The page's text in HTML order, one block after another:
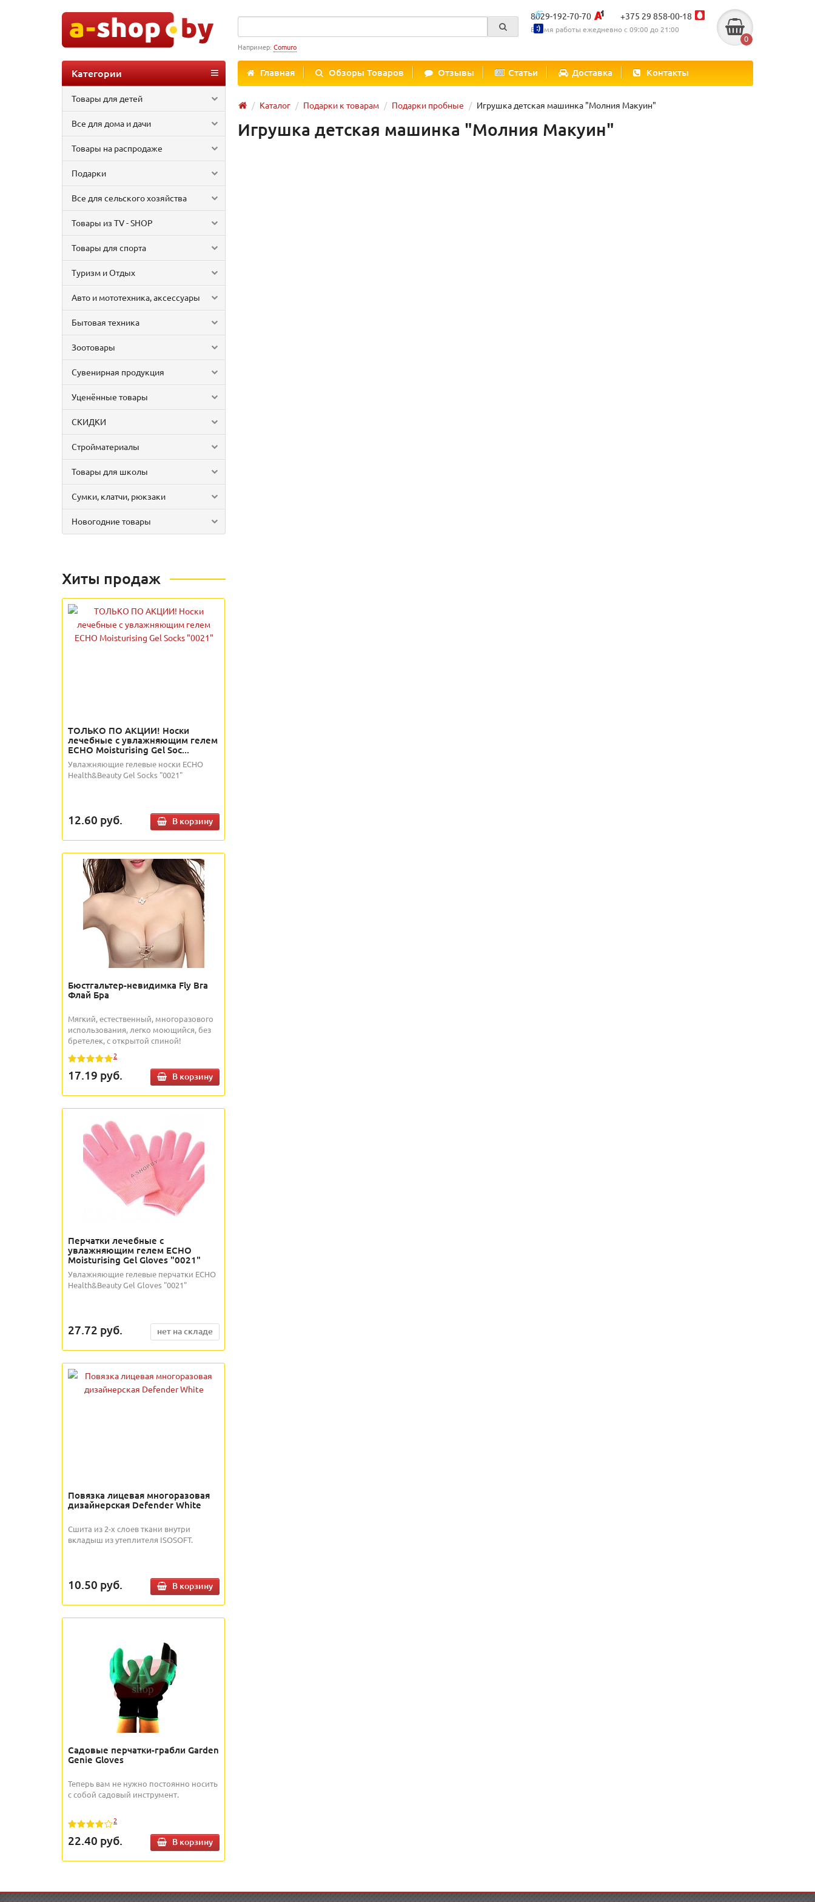
8029-192-70-70 +375 29 858-00-18
Время работы ежедневно с 09:00 до 21:00
0
Например: Comuro
Главная Обзоры Товаров Отзывы Статьи Доставка Контакты
Категории
Товары для детей
Все для дома и дачи
Товары на распродаже
Подарки
Все для сельского хозяйства
Товары из TV - SHOP
Товары для спорта
Туризм и Отдых
Авто и мототехника, аксессуары
Бытовая техника
Зоотовары
Сувенирная продукция
Уценённые товары
СКИДКИ
Стройматериалы
Товары для школы
Сумки, клатчи, рюкзаки
Новогодние товары
Каталог Подарки к товарам Подарки пробные Игрушка детская машинка "Молния Макуин"
Хиты продаж
ТОЛЬКО ПО АКЦИИ! Носки
лечебные с увлажняющим гелем
ECHO Moisturising Gel Soc...
Увлажняющие гелевые носки ECHO
Health&Beauty Gel Socks "0021"
12.60 руб. В корзину
Бюстгальтер-невидимка Fly Bra
Флай Бра
Мягкий, естественный, многоразового
использования, легко моющийся, без
бретелек, с открытой спиной!
2
17.19 руб. В корзину
Перчатки лечебные с
увлажняющим гелем ECHO
Moisturising Gel Gloves "0021"
Увлажняющие гелевые перчатки ECHO
Health&Beauty Gel Gloves "0021"
27.72 руб. нет на складе
Повязка лицевая многоразовая
дизайнерская Defender White
Сшита из 2-х слоев ткани внутри
вкладыш из утеплителя ISOSOFT.
10.50 руб. В корзину
Садовые перчатки-грабли Garden
Genie Gloves
Теперь вам не нужно постоянно носить
с собой садовый инструмент.
2
22.40 руб. В корзину
Игрушка детская машинка "Молния Макуин"